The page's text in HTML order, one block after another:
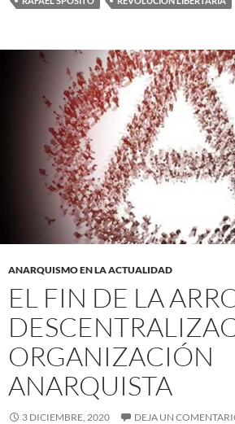
ANARQUISMO EN LA ACTUALIDAD
EL FIN DE LA
ORGANIZACIÓN
ANARQUISTA
3 DICIEMBRE, 2020 DEJA UN